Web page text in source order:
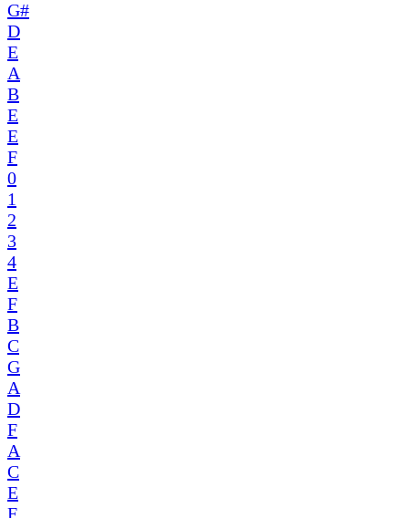
G#
D
E
A
B
E
E
F
0
1
2
3
4
E
F
B
C
G
A
D
F
A
C
E
F